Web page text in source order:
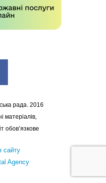
рада. 2016
матеріалів,
обов’язкове
сайту
Agency